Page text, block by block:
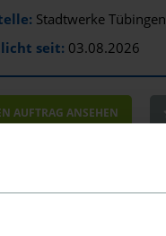
Stadtwerke
seit: 03.08.2026
AUFTRAG ANSEHEN
Erneuerung